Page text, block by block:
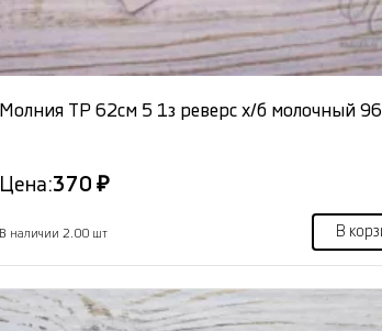
Молния ТР 62см 5 1з реверс х/б молочный
Цена:370 ₽
В наличии 2.00 шт В